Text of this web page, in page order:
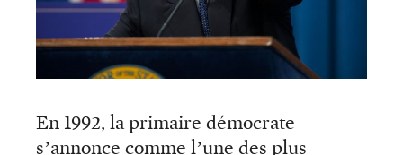
En 1992, la primaire démocrate
s’annonce comme l’une des plus